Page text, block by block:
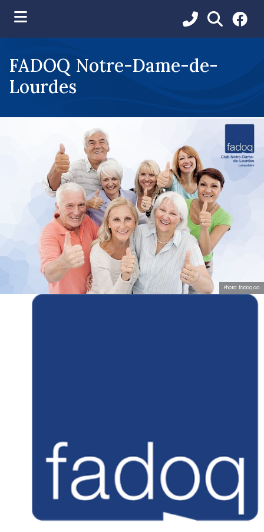
(Services aux citoyens )
(Loisirs et communications )
(Environnement )
(Développement et urbanisme )
FADOQ Notre-Dame-de-
Lourdes
Photo: fadoq.ca